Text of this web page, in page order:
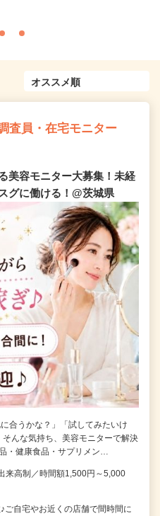
査員・在宅モニター
美容モニター大募集！未経
グに働ける！@茨城県
合うかな？」「試してみたいけ
んな気持ち、美容モニターで解決
・健康食品・サプリメン…
来高制／時間額1,500円～5,000
自宅やお近くの店舗で間時間に